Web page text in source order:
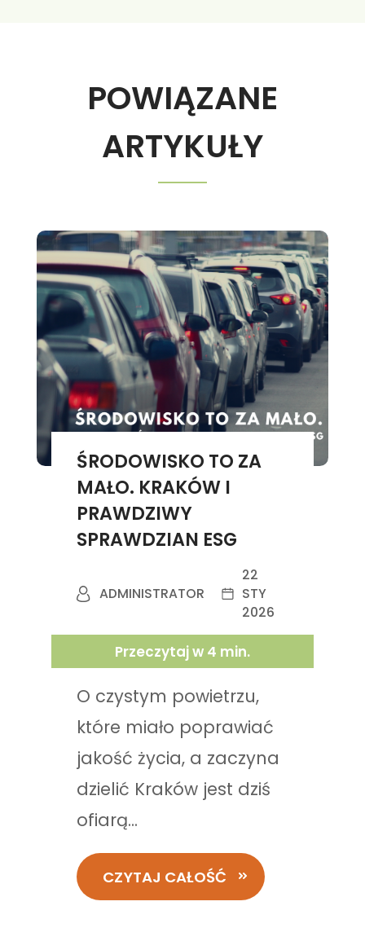
POWIĄZANE
ARTYKUŁY
ŚRODOWISKO TO ZA
MAŁO. KRAKÓW I
PRAWDZIWY
SPRAWDZIAN ESG
ADMINISTRATOR
22
STY
2026
Przeczytaj w 4 min.
O czystym powietrzu,
które miało poprawiać
jakość życia, a zaczyna
dzielić Kraków jest dziś
ofiarą...
CZYTAJ CAŁOŚĆ